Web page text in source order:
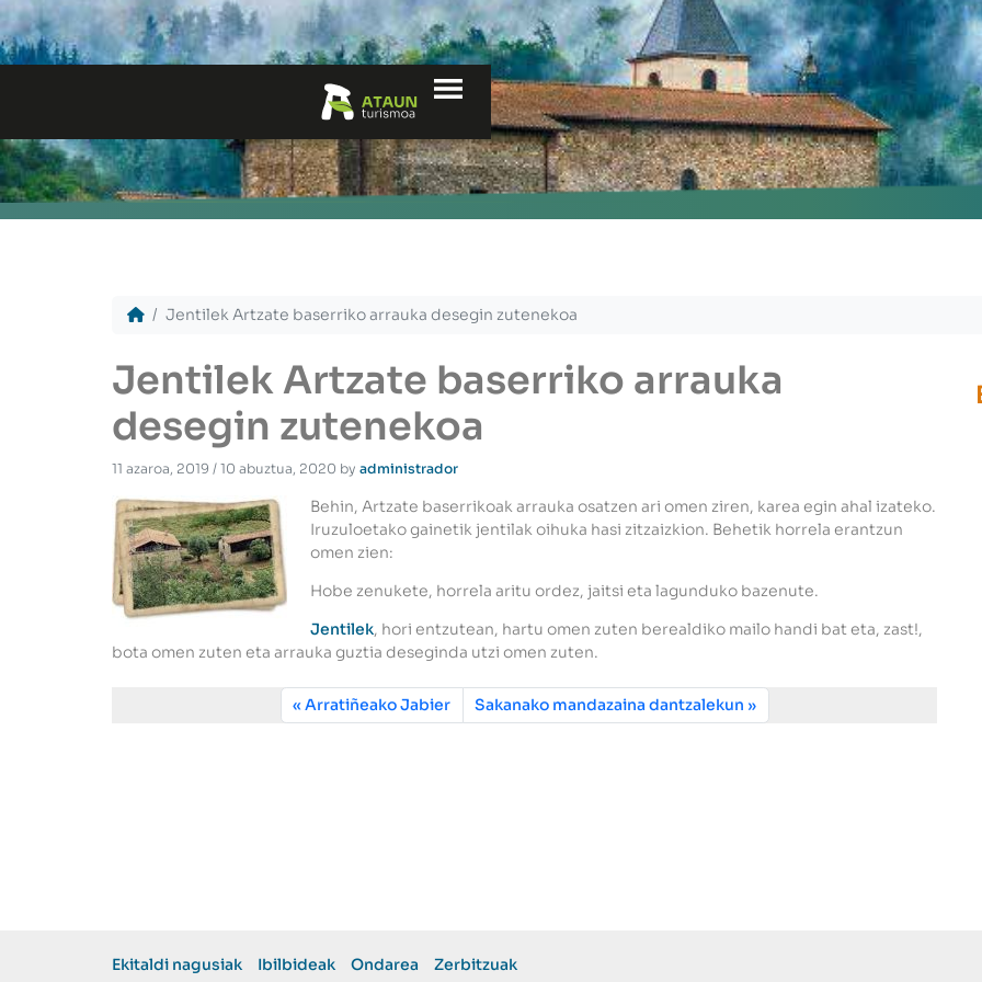
Menu
Jentilek Artzate baserriko arrauka desegin zutenekoa
Jentilek Artzate baserriko arrauka
desegin zutenekoa
11 azaroa, 2019 /10 abuztua, 2020 by administrador
Behin, Artzate baserrikoak arrauka osatzen ari omen ziren, karea egin ahal izateko.
Iruzuloetako gainetik jentilak oihuka hasi zitzaizkion. Behetik horrela erantzun
omen zien:
Hobe zenukete, horrela aritu ordez, jaitsi eta lagunduko bazenute.
Jentilek, hori entzutean, hartu omen zuten berealdiko mailo handi bat eta, zast!,
bota omen zuten eta arrauka guztia deseginda utzi omen zuten.
Arratiñeako Jabier Sakanako mandazaina dantzalekun
Ekitaldi nagusiak Ibilbideak Ondarea Zerbitzuak